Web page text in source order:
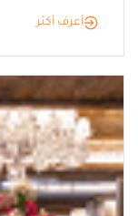
أعرف أكثر